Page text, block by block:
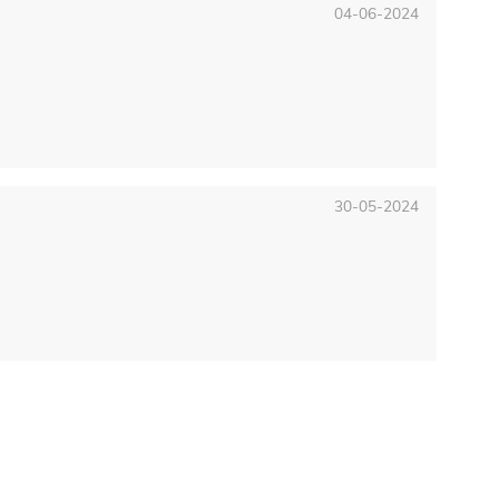
04-06-2024
30-05-2024